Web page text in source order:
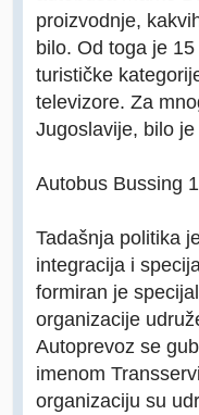
proizvodnje,
bilo. Od toga je
turističke
televizore. Za
Jugoslavije, bilo
Autobus Bussing
Tadašnja politika
integracija i
formiran je
organizacije
Autoprevoz se
imenom
organizaciju su